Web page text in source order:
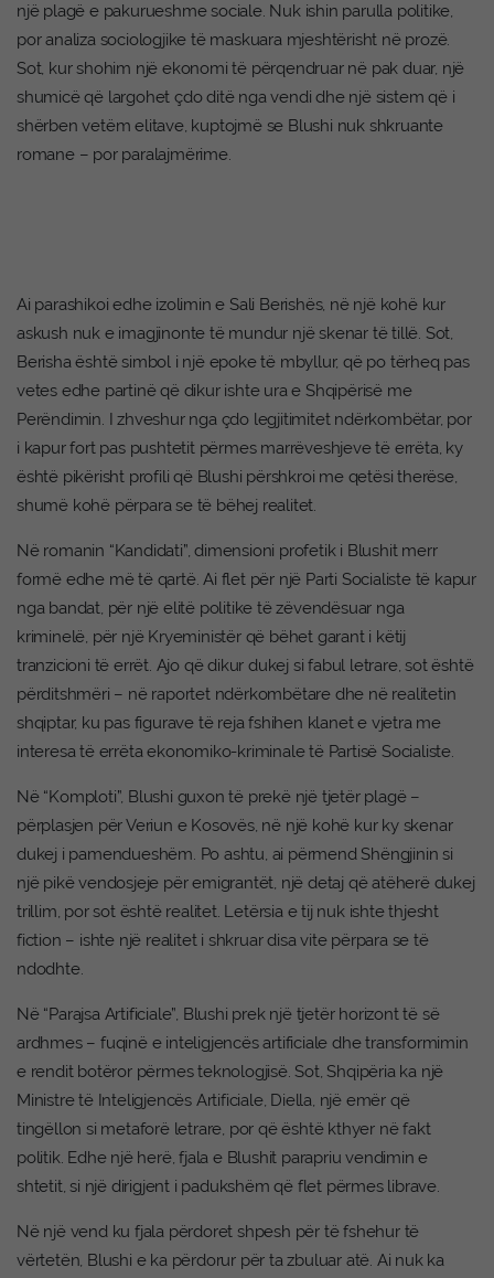
një plagë e pakurueshme sociale. Nuk ishin parulla politike,
por analiza sociologjike të maskuara mjeshtërisht në prozë.
Sot, kur shohim një ekonomi të përqendruar në pak duar, një
shumicë që largohet çdo ditë nga vendi dhe një sistem që i
shërben vetëm elitave, kuptojmë se Blushi nuk shkruante
romane – por paralajmërime.
Ai parashikoi edhe izolimin e Sali Berishës, në një kohë kur
askush nuk e imagjinonte të mundur një skenar të tillë. Sot,
Berisha është simbol i një epoke të mbyllur, që po tërheq pas
vetes edhe partinë që dikur ishte ura e Shqipërisë me
Perëndimin. I zhveshur nga çdo legjitimitet ndërkombëtar, por
i kapur fort pas pushtetit përmes marrëveshjeve të errëta, ky
është pikërisht profili që Blushi përshkroi me qetësi therëse,
shumë kohë përpara se të bëhej realitet.
Në romanin “Kandidati”, dimensioni profetik i Blushit merr
formë edhe më të qartë. Ai flet për një Parti Socialiste të kapur
nga bandat, për një elitë politike të zëvendësuar nga
kriminelë, për një Kryeministër që bëhet garant i këtij
tranzicioni të errët. Ajo që dikur dukej si fabul letrare, sot është
përditshmëri – në raportet ndërkombëtare dhe në realitetin
shqiptar, ku pas figurave të reja fshihen klanet e vjetra me
interesa të errëta ekonomiko-kriminale të Partisë Socialiste.
Në “Komploti”, Blushi guxon të prekë një tjetër plagë –
përplasjen për Veriun e Kosovës, në një kohë kur ky skenar
dukej i pamendueshëm. Po ashtu, ai përmend Shëngjinin si
një pikë vendosjeje për emigrantët, një detaj që atëherë dukej
trillim, por sot është realitet. Letërsia e tij nuk ishte thjesht
fiction – ishte një realitet i shkruar disa vite përpara se të
ndodhte.
Në “Parajsa Artificiale”, Blushi prek një tjetër horizont të së
ardhmes – fuqinë e inteligjencës artificiale dhe transformimin
e rendit botëror përmes teknologjisë. Sot, Shqipëria ka një
Ministre të Inteligjencës Artificiale, Diella, një emër që
tingëllon si metaforë letrare, por që është kthyer në fakt
politik. Edhe një herë, fjala e Blushit parapriu vendimin e
shtetit, si një dirigjent i padukshëm që flet përmes librave.
Në një vend ku fjala përdoret shpesh për të fshehur të
vërtetën, Blushi e ka përdorur për ta zbuluar atë. Ai nuk ka